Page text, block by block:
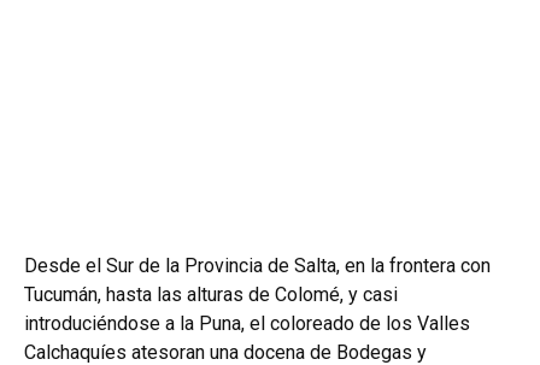
Desde el Sur de la Provincia de Salta, en la frontera con
Tucumán, hasta las alturas de Colomé, y casi
introduciéndose a la Puna, el coloreado de los Valles
Calchaquíes atesoran una docena de Bodegas y